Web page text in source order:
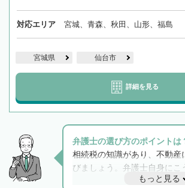
対応エリア 宮城、青森、秋田、山形、福島
宮城県 仙台市
詳細を見る
弁護士の選び方のポイントは
相続税の知識があり、不動産
びましょう。弁護士自身にこ
と他士業との連携もスムーズ
もっと見る